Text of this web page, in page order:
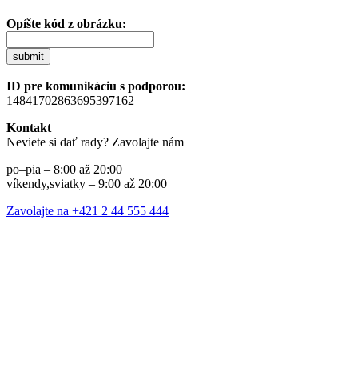
Opíšte kód z obrázku:
submit
ID pre komunikáciu s podporou:
14841702863695397162
Kontakt
Neviete si dať rady? Zavolajte nám
po–pia – 8:00 až 20:00
víkendy,sviatky – 9:00 až 20:00
Zavolajte na +421 2 44 555 444